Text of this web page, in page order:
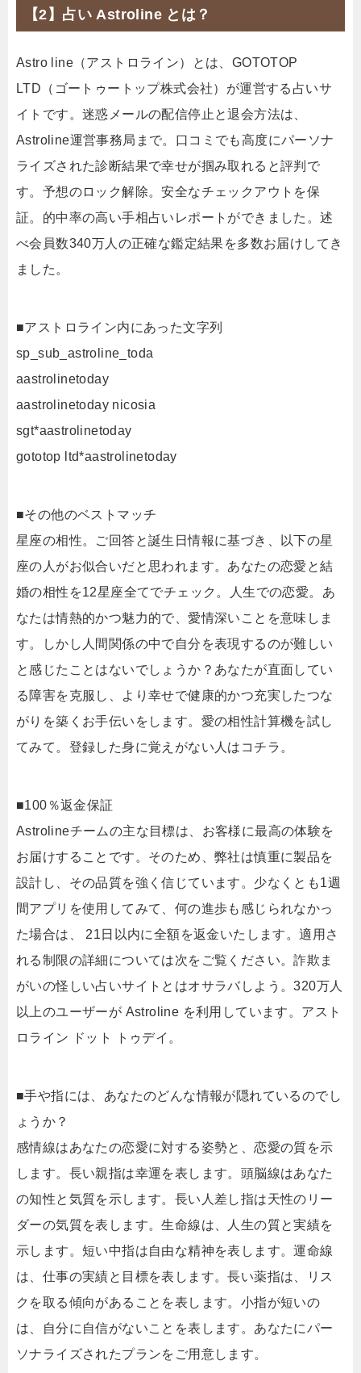
【2】占い Astroline とは？
Astro line（アストロライン）とは、GOTOTOP
LTD（ゴートゥートップ株式会社）が運営する占いサ
イトです。迷惑メールの配信停止と退会方法は、
Astroline運営事務局まで。口コミでも高度にパーソナ
ライズされた診断結果で幸せが掴み取れると評判で
す。予想のロック解除。安全なチェックアウトを保
証。的中率の高い手相占いレポートができました。述
べ会員数340万人の正確な鑑定結果を多数お届けしてき
ました。
■アストロライン内にあった文字列
sp_sub_astroline_toda
aastrolinetoday
aastrolinetoday nicosia
sgt*aastrolinetoday
gototop ltd*aastrolinetoday
■その他のベストマッチ
星座の相性。ご回答と誕生日情報に基づき、以下の星
座の人がお似合いだと思われます。あなたの恋愛と結
婚の相性を12星座全てでチェック。人生での恋愛。あ
なたは情熱的かつ魅力的で、愛情深いことを意味しま
す。しかし人間関係の中で自分を表現するのが難しい
と感じたことはないでしょうか？あなたが直面してい
る障害を克服し、より幸せで健康的かつ充実したつな
がりを築くお手伝いをします。愛の相性計算機を試し
てみて。登録した身に覚えがない人はコチラ。
■100％返金保証
Astrolineチームの主な目標は、お客様に最高の体験を
お届けすることです。そのため、弊社は慎重に製品を
設計し、その品質を強く信じています。少なくとも1週
間アプリを使用してみて、何の進歩も感じられなかっ
た場合は、 21日以内に全額を返金いたします。適用さ
れる制限の詳細については次をご覧ください。詐欺ま
がいの怪しい占いサイトとはオサラバしよう。320万人
以上のユーザーが Astroline を利用しています。アスト
ロライン ドット トゥデイ。
■手や指には、あなたのどんな情報が隠れているのでし
ょうか？
感情線はあなたの恋愛に対する姿勢と、恋愛の質を示
します。長い親指は幸運を表します。頭脳線はあなた
の知性と気質を示します。長い人差し指は天性のリー
ダーの気質を表します。生命線は、人生の質と実績を
示します。短い中指は自由な精神を表します。運命線
は、仕事の実績と目標を表します。長い薬指は、リス
クを取る傾向があることを表します。小指が短いの
は、自分に自信がないことを表します。あなたにパー
ソナライズされたプランをご用意します。